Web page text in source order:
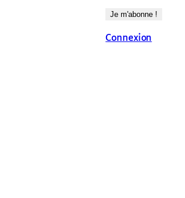
Connexion